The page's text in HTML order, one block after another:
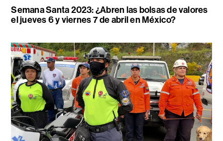
Semana Santa 2023: ¿Abren las bolsas de valores
el jueves 6 y viernes 7 de abril en México?